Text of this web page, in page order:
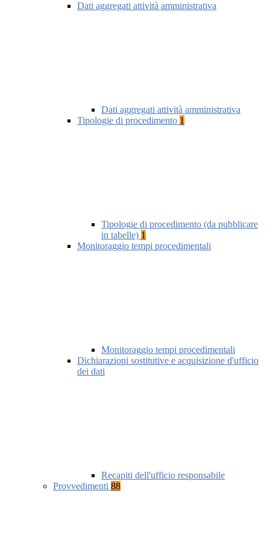
Dati aggregati attività amministrativa
Dati aggregati attività amministrativa
Tipologie di procedimento 1
Tipologie di procedimento (da pubblicare
in tabelle) 1
Monitoraggio tempi procedimentali
Monitoraggio tempi procedimentali
Dichiarazioni sostitutive e acquisizione d'ufficio
dei dati
Recapiti dell'ufficio responsabile
Provvedimenti 88